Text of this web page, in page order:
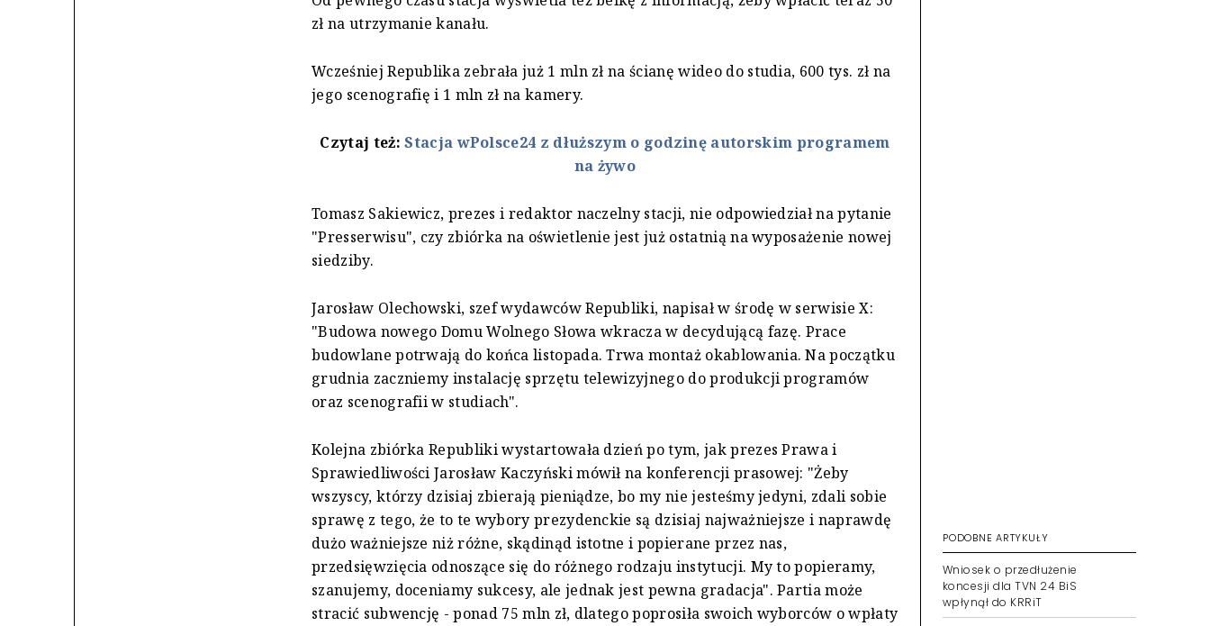
zł na utrzymanie kanału.
Wcześniej Republika zebrała już 1 mln zł na ścianę wideo do studia, 600 tys. zł na
jego scenografię i 1 mln zł na kamery.
Czytaj też:Stacja wPolsce24 z dłuższym o godzinę autorskim programem
na żywo
Tomasz Sakiewicz, prezes i redaktor naczelny stacji, nie odpowiedział na pytanie
"Presserwisu", czy zbiórka na oświetlenie jest już ostatnią na wyposażenie nowej
siedziby.
Jarosław Olechowski, szef wydawców Republiki, napisał w środę w serwisie X:
"Budowa nowego Domu Wolnego Słowa wkracza w decydującą fazę. Prace
budowlane potrwają do końca listopada. Trwa montaż okablowania. Na początku
grudnia zaczniemy instalację sprzętu telewizyjnego do produkcji programów
oraz scenografii w studiach".
Kolejna zbiórka Republiki wystartowała dzień po tym, jak prezes Prawa i
Sprawiedliwości Jarosław Kaczyński mówił na konferencji prasowej: "Żeby
wszyscy, którzy dzisiaj zbierają pieniądze, bo my nie jesteśmy jedyni, zdali sobie
sprawę z tego, że to te wybory prezydenckie są dzisiaj najważniejsze i naprawdę
dużo ważniejsze niż różne, skądinąd istotne i popierane przez nas,
przedsięwzięcia odnoszące się do różnego rodzaju instytucji. My to popieramy,
szanujemy, doceniamy sukcesy, ale jednak jest pewna gradacja". Partia może
stracić subwencję - ponad 75 mln zł, dlatego poprosiła swoich wyborców o wpłaty
PODOBNE ARTYKUŁY
Wniosek o przedłużenie
koncesji dla TVN 24 BiS
wpłynął do KRRiT